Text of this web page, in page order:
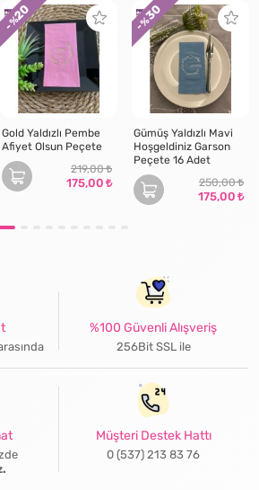
Gold Yaldızlı Pembe
Afiyet Olsun Peçete
219,00
175,00
- %
20
Gümüş Yaldızlı Mavi
Hoşgeldiniz Garson
Peçete 16 Adet
250,00
175,00
- %
30
%100 Güvenli Alışveriş
256Bit SSL ile
Müşteri Destek Hattı
0 (537) 213 83 76